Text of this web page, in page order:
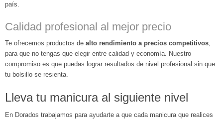
país.
Calidad profesional al mejor precio
Te ofrecemos productos de alto rendimiento a precios competitivos
para que no tengas que elegir entre calidad y economía. Nuestro
compromiso es que puedas lograr resultados de nivel profesional sin que
tu bolsillo se resienta.
Lleva tu manicura al siguiente nivel
En Dorados trabajamos para ayudarte a que cada manicura que realices